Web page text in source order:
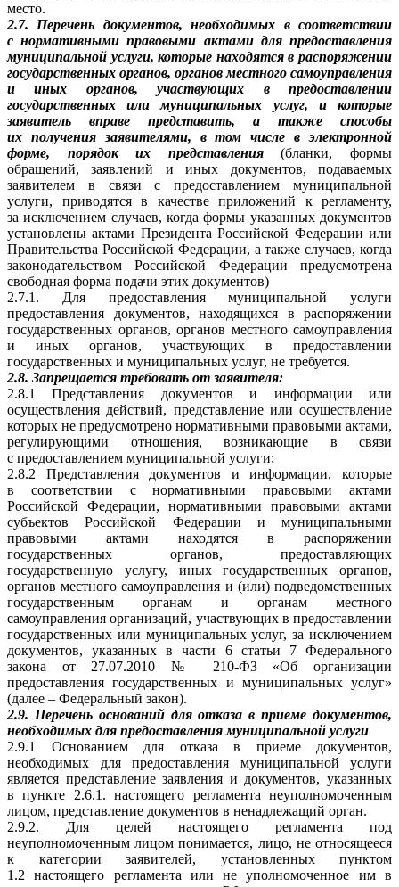
место.
2.7. Перечень документов, необходимых в соответствии
с нормативными правовыми актами для предоставления
муниципальной услуги, которые находятся в распоряжении
государственных органов, органов местного самоуправления
и иных органов, участвующих в предоставлении
государственных или муниципальных услуг, и которые
заявитель вправе представить, а также способы
их получения заявителями, в том числе в электронной
форме, порядок их представления(бланки, формы
обращений, заявлений и иных документов, подаваемых
заявителем в связи с предоставлением муниципальной
услуги, приводятся в качестве приложений к регламенту,
за исключением случаев, когда формы указанных документов
установлены актами Президента Российской Федерации или
Правительства Российской Федерации, а также случаев, когда
законодательством Российской Федерации предусмотрена
свободная форма подачи этих документов)
2.7.1. Для предоставления муниципальной услуги
предоставления документов, находящихся в распоряжении
государственных органов, органов местного самоуправления
и иных органов, участвующих в предоставлении
государственных и муниципальных услуг, не требуется.
2.8. Запрещается требовать от заявителя:
2.8.1 Представления документов и информации или
осуществления действий, представление или осуществление
которых не предусмотрено нормативными правовыми актами,
регулирующими отношения, возникающие в связи
с предоставлением муниципальной услуги;
2.8.2 Представления документов и информации, которые
в соответствии с нормативными правовыми актами
Российской Федерации, нормативными правовыми актами
субъектов Российской Федерации и муниципальными
правовыми актами находятся в распоряжении
государственных органов, предоставляющих
государственную услугу, иных государственных органов,
органов местного самоуправления и (или) подведомственных
государственным органам и органам местного
самоуправления организаций, участвующих в предоставлении
государственных или муниципальных услуг, за исключением
документов, указанных в части 6 статьи 7 Федерального
закона от 27.07.2010 № 210-ФЗ «Об организации
предоставления государственных и муниципальных услуг»
(далее – Федеральный закон).
2.9. Перечень оснований для отказа в приеме документов,
необходимых для предоставления муниципальной услуги
2.9.1 Основанием для отказа в приеме документов,
необходимых для предоставления муниципальной услуги
является представление заявления и документов, указанных
в пункте 2.6.1. настоящего регламента неуполномоченным
лицом, представление документов в ненадлежащий орган.
2.9.2. Для целей настоящего регламента под
неуполномоченным лицом понимается, лицо, не относящееся
к категории заявителей, установленных пунктом
1.2 настоящего регламента или не уполномоченное им в